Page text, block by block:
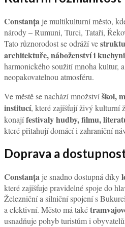
Constanța je multikulturní město,
národy – Rumuni, Turci, Tataři,
Tato různorodost se odráží ve
architektuře, náboženství i kuchyni
harmonického soužití mnoha kultur,
neopakovatelnou atmosféru.
Ve městě se nachází množstvíškol,
institucí, které zajišťují živý kulturní
konajífestivaly hudby, filmu,
které přitahují domácí i zahraniční
Doprava a
Constanța je snadno dostupná díky
které zajišťuje pravidelné spoje do
Železniční a silniční spojení s
a efektivní. Město má také
usnadňuje pohyb turistům i